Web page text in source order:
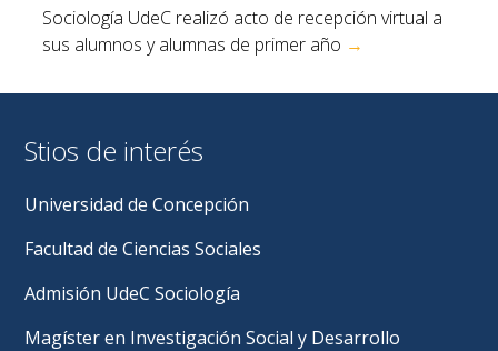
Sociología UdeC realizó acto de recepción virtual a
sus alumnos y alumnas de primer año →
Stios de interés
Universidad de Concepción
Facultad de Ciencias Sociales
Admisión UdeC Sociología
Magíster en Investigación Social y Desarrollo